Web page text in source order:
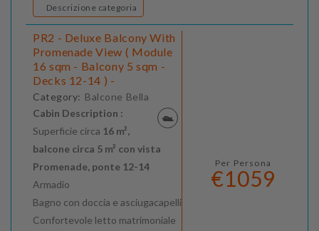
Descrizione categoria
PR2 - Deluxe Balcony With
Promenade View ( Module
16 sqm - Balcony 5 sqm -
Decks 12-14 ) -
Category: Balcone Bella
Cabin Description :
Superficie circa 16 m²,
balcone circa 5 m² con vista
Promenade, ponte 12-14
Armadio
Bagno con doccia e asciugacapelli
Confortevole letto matrimoniale
Per Persona
€1059